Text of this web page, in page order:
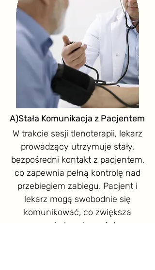
A)Stała Komunikacja z Pacjentem
W trakcie sesji tlenoterapii, lekarz
prowadzący utrzymuje stały,
bezpośredni kontakt z pacjentem,
co zapewnia pełną kontrolę nad
przebiegiem zabiegu. Pacjent i
lekarz mogą swobodnie się
komunikować, co zwiększa
poczucie bezpieczeństwa.